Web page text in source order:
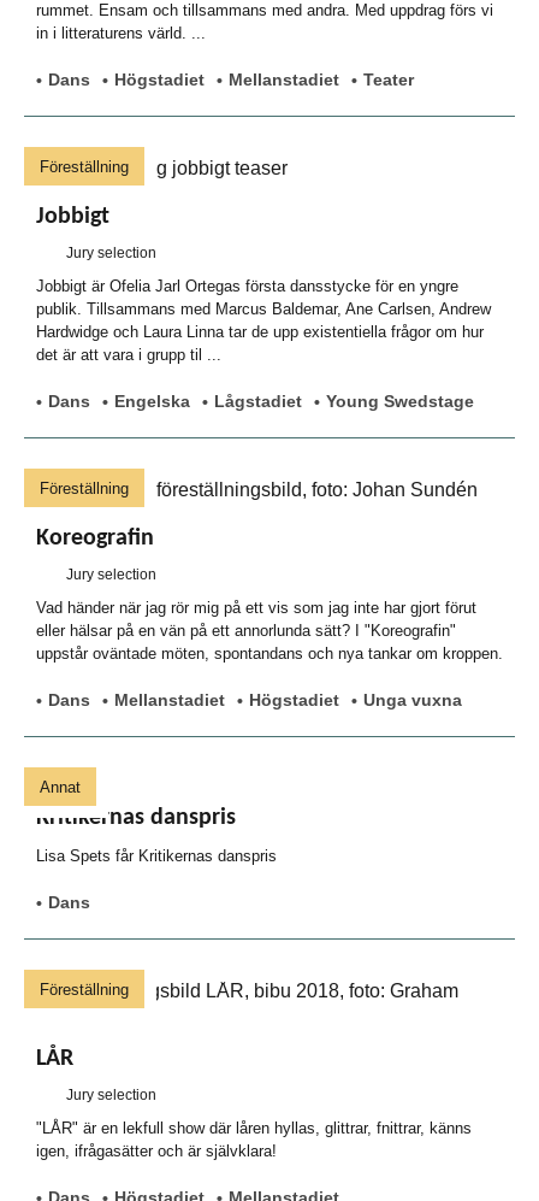
rummet. Ensam och tillsammans med andra. Med uppdrag förs vi
in i litteraturens värld. ...
Dans Högstadiet Mellanstadiet Teater
Jobbigt
Jury selection
Föreställning
Jobbigt är Ofelia Jarl Ortegas första dansstycke för en yngre
publik. Tillsammans med Marcus Baldemar, Ane Carlsen, Andrew
Hardwidge och Laura Linna tar de upp existentiella frågor om hur
det är att vara i grupp til ...
Dans Engelska Lågstadiet Young Swedstage
Koreografin
Jury selection
Föreställning
Vad händer när jag rör mig på ett vis som jag inte har gjort förut
eller hälsar på en vän på ett annorlunda sätt? I "Koreografin"
uppstår oväntade möten, spontandans och nya tankar om kroppen.
Dans Mellanstadiet Högstadiet Unga vuxna
Kritikernas danspris
Annat
Lisa Spets får Kritikernas danspris
Dans
LÅR
Jury selection
Föreställning
"LÅR" är en lekfull show där låren hyllas, glittrar, fnittrar, känns
igen, ifrågasätter och är självklara!